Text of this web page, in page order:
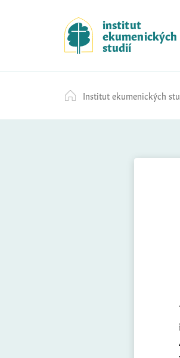
k
i
p
t
c
o
institut
ekumenických
studií
Institut ekumenických